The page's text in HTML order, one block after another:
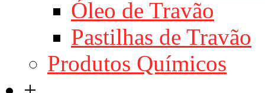
Óleo de Travão
Pastilhas de Travão
Produtos Químicos